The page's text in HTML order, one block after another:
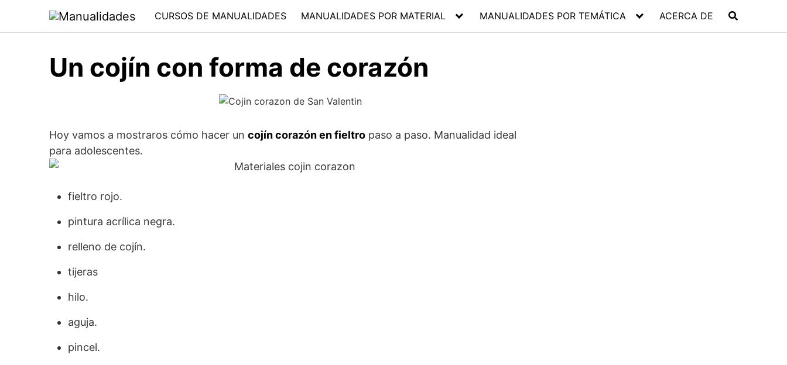
contenido
CURSOS DE MANUALIDADES MANUALIDADES POR MATERIAL MANUALIDADES POR TEMÁTICA ACERCA DE
Un cojín con forma de corazón
Hoy vamos a mostraros cómo hacer un cojín corazón en fieltro paso a paso. Manualidad ideal
para adolescentes.
fieltro rojo.
pintura acrílica negra.
relleno de cojín.
tijeras
hilo.
aguja.
pincel.